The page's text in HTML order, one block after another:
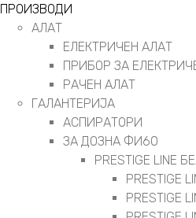
ПРОИЗВОДИ
АЛАТ
ЕЛЕКТРИЧЕН АЛАТ
ПРИБОР ЗА
РАЧЕН АЛАТ
ГАЛАНТЕРИЈА
АСПИРАТОРИ
ЗА ДОЗНА ФИ60
PRESTIGE LINE
PRESTIGE